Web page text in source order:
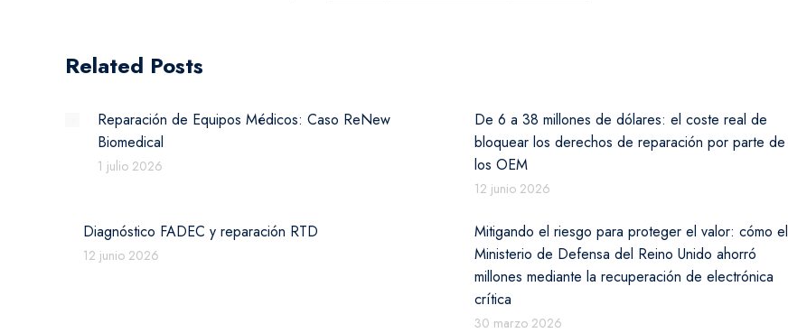
Related Posts
Reparación de Equipos Médicos: Caso ReNew
Biomedical
1 julio 2026
De 6 a 38 millones de dólares: el coste real de
bloquear los derechos de reparación por parte de
los OEM
12 junio 2026
Diagnóstico FADEC y reparación RTD
12 junio 2026
Mitigando el riesgo para proteger el valor: cómo el
Ministerio de Defensa del Reino Unido ahorró
millones mediante la recuperación de electrónica
crítica
30 marzo 2026